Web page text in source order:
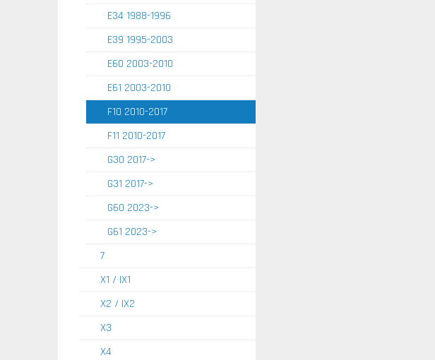
E34 1988-1996
E39 1995-2003
E60 2003-2010
E61 2003-2010
F10 2010-2017
F11 2010-2017
G30 2017->
G31 2017->
G60 2023->
G61 2023->
7
X1 / IX1
X2 / IX2
X3
X4